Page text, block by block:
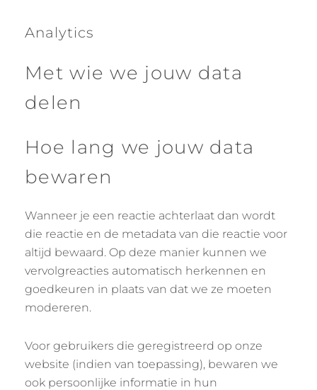
Analytics
Met wie we jouw data
delen
Hoe lang we jouw data
bewaren
Wanneer je een reactie achterlaat dan wordt
die reactie en de metadata van die reactie voor
altijd bewaard. Op deze manier kunnen we
vervolgreacties automatisch herkennen en
goedkeuren in plaats van dat we ze moeten
modereren.
Voor gebruikers die geregistreerd op onze
website (indien van toepassing), bewaren we
ook persoonlijke informatie in hun